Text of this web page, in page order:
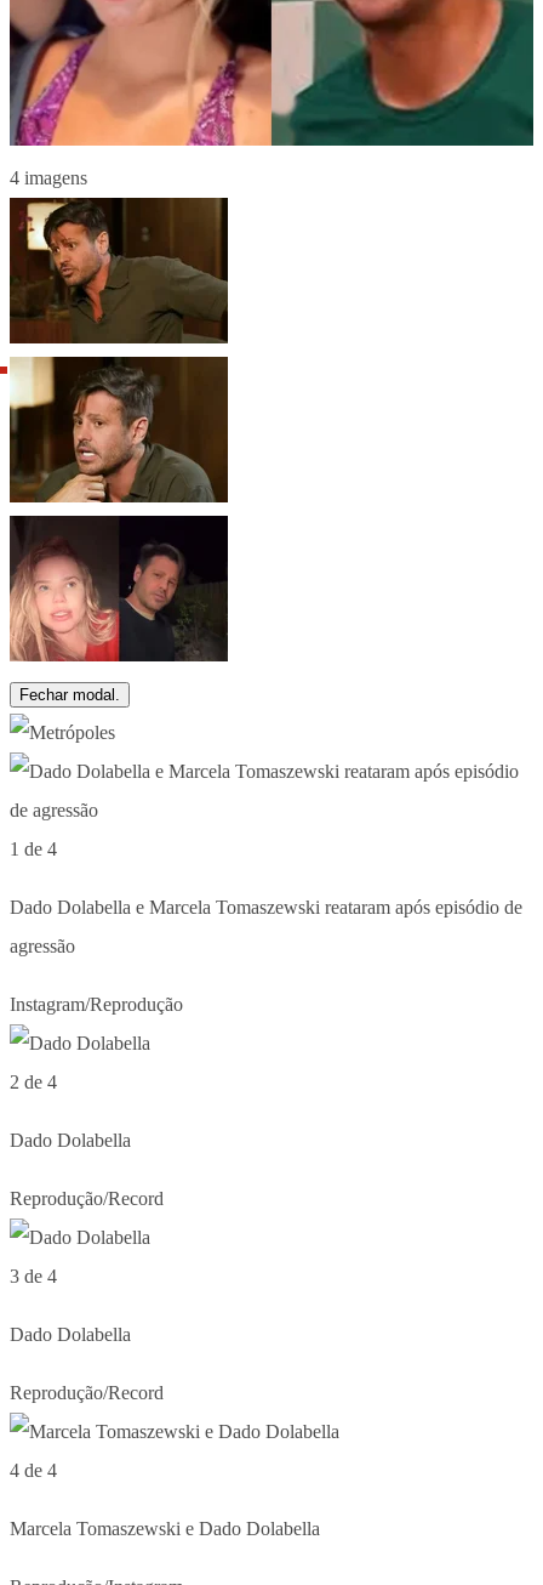
4 imagens
Fechar modal.
1 de 4
Dado Dolabella e Marcela Tomaszewski reataram após episódio de
agressão
Instagram/Reprodução
2 de 4
Dado Dolabella
Reprodução/Record
3 de 4
Dado Dolabella
Reprodução/Record
4 de 4
Marcela Tomaszewski e Dado Dolabella